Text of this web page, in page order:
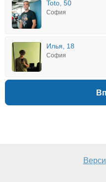
Toto, 50
София
Илья, 18
София